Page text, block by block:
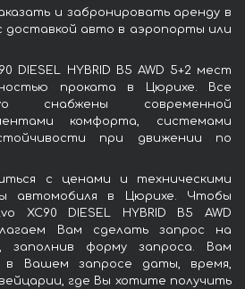
и забронировать аренду в
доставкой авто в аэропорты или
DIESEL HYBRID B5 AWD 5+2 мест
проката в Цюрихе. Все
снабжены современной
комфорта, системами
при движении по
с ценами и техническими
автомобиля в Цюрихе. Чтобы
XC90 DIESEL HYBRID B5 AWD
Вам сделать запрос на
заполнив форму запроса. Вам
в Вашем запросе даты, время,
где Вы хотите получить